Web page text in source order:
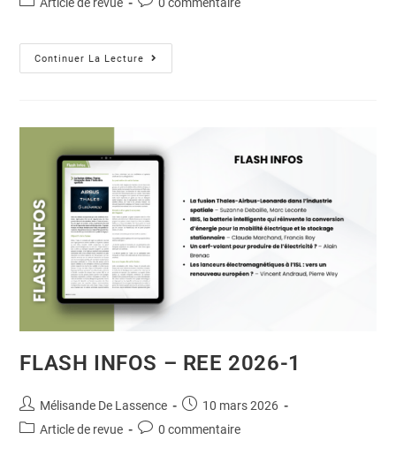
Article de revue 0 commentaire
Continuer La Lecture
FLASH INFOS – REE 2026-1
Mélisande De Lassence
10 mars 2026
Article de revue
0 commentaire